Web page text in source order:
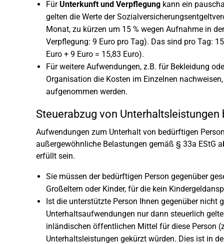
Für Unterkunft und Verpflegung kann ein
gelten die Werte der
Monat, zu kürzen um 15 % wegen Aufnahme in
Verpflegung: 9 Euro pro Tag). Das sind pro Tag:
Euro + 9 Euro = 15,83 Euro).
Für weitere Aufwendungen, z.B. für Bekleidung
Organisation die Kosten im Einzelnen
aufgenommen werden.
Steuerabzug von
Aufwendungen zum Unterhalt von bedürftigen
außergewöhnliche Belastungen gemäß § 33a EStG
erfüllt sein.
Sie müssen der bedürftigen Person gegenüber
Großeltern oder Kinder, für die kein
Ist die unterstützte Person Ihnen gegenüber nicht
Unterhaltsaufwendungen nur dann steuerlich
inländischen öffentlichen Mittel für diese Person
Unterhaltsleistungen gekürzt würden. Dies ist in